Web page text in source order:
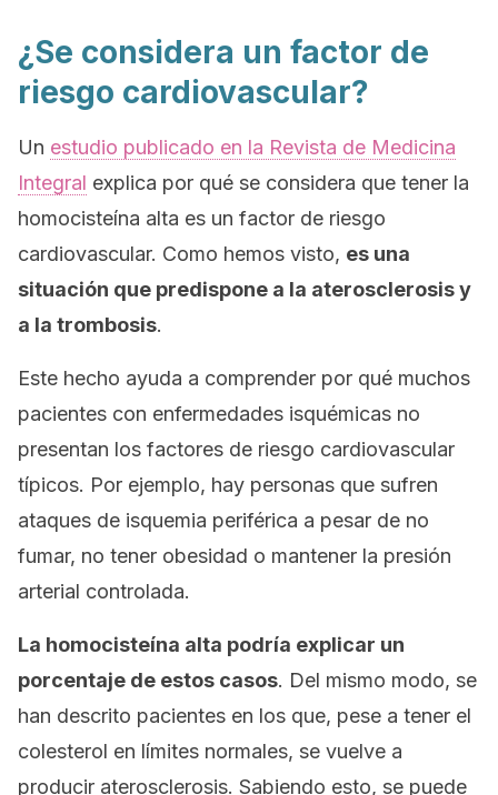
¿Se considera un factor de
riesgo cardiovascular?
Un estudio publicado en la Revista de Medicina
Integral explica por qué se considera que tener la
homocisteína alta es un factor de riesgo
cardiovascular. Como hemos visto, es una
situación que predispone a la aterosclerosis y
a la trombosis.
Este hecho ayuda a comprender por qué muchos
pacientes con enfermedades isquémicas no
presentan los factores de riesgo cardiovascular
típicos. Por ejemplo, hay personas que sufren
ataques de isquemia periférica a pesar de no
fumar, no tener obesidad o mantener la presión
arterial controlada.
La homocisteína alta podría explicar un
porcentaje de estos casos. Del mismo modo, se
han descrito pacientes en los que, pese a tener el
colesterol en límites normales, se vuelve a
producir aterosclerosis. Sabiendo esto, se puede